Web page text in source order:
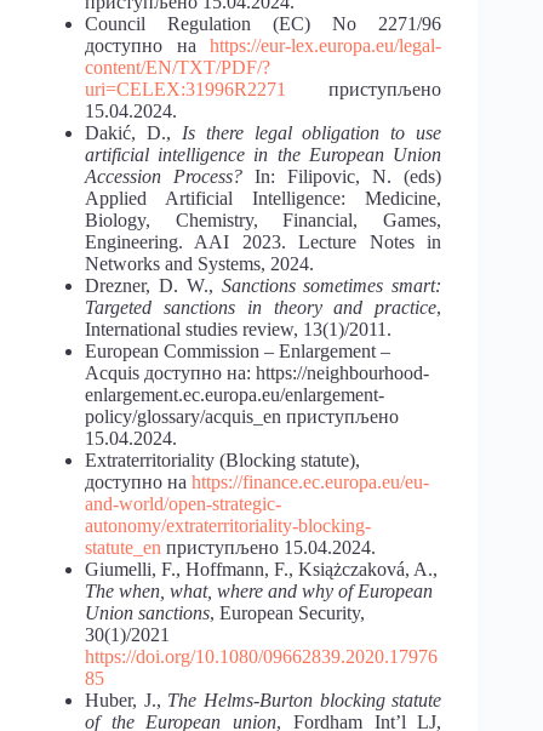
Council Regulation (EC) No 2271/96
доступно наhttps://eur-lex.europa.eu/legal-
content/EN/TXT/PDF/?
uri=CELEX:31996R2271
приступљено
15.04.2024.
Dakić, D., Is there legal obligation to use
artificial intelligence in the European Union
Accession Process? In: Filipovic, N. (eds)
Applied Artificial Intelligence: Medicine,
Biology, Chemistry, Financial, Games,
Engineering. AAI 2023. Lecture Notes in
Networks and Systems, 2024.
Drezner, D. W., Sanctions sometimes smart:
Targeted sanctions in theory and practice,
International studies review, 13(1)/2011.
European Commission – Enlargement –
Acquis доступно на: https://neighbourhood-
enlargement.ec.europa.eu/enlargement-
policy/glossary/acquis_en приступљено
15.04.2024.
Extraterritoriality (Blocking statute),
доступно на https://finance.ec.europa.eu/eu-
and-world/open-strategic-
autonomy/extraterritoriality-blocking-
statute_en приступљено 15.04.2024.
Giumelli, F., Hoffmann, F., Książczaková, A.,
The when, what, where and why of European
Union sanctions, European Security,
30(1)/2021
https://doi.org/10.1080/09662839.2020.17976
85
Huber, J., The Helms-Burton blocking statute
of the European union, Fordham Int’l LJ,